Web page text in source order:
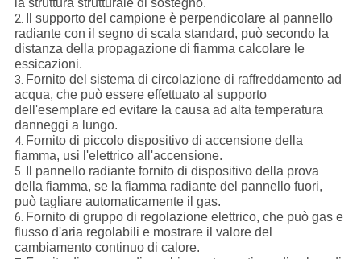
la struttura strutturale di sostegno.
2.
Il supporto del campione è perpendicolare al pannello
radiante con il segno di scala standard, può secondo la
distanza della propagazione di fiamma calcolare le
essicazioni.
3. Fornito del sistema di circolazione di raffreddamento ad
acqua, che può essere effettuato al supporto
dell'esemplare ed evitare la causa ad alta temperatura
danneggi a lungo.
4. Fornito di piccolo dispositivo di accensione della
fiamma, usi l'elettrico all'accensione.
5.
Il pannello radiante fornito di dispositivo della prova
della fiamma, se la fiamma radiante del pannello fuori,
può tagliare automaticamente il gas.
6. Fornito di gruppo di regolazione elettrico, che può gas e
flusso d'aria regolabili e mostrare il valore del
cambiamento continuo di calore.